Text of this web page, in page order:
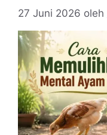
27 Juni 2026 oleh